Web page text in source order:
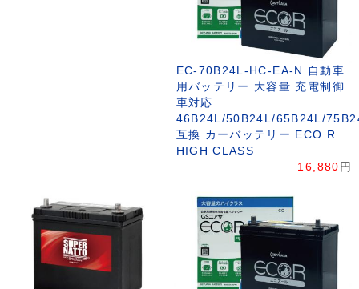
EC-70B24L-HC-EA-N 自動車
用バッテリー 大容量 充電制御
車対応
46B24L/50B24L/65B24L/
互換 カーバッテリー ECO.R
HIGH CLASS
16,880 円